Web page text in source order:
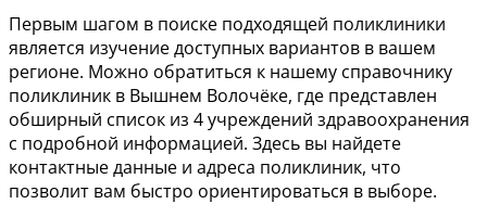
Первым шагом в поиске подходящей поликлиники
является изучение доступных вариантов в вашем
регионе. Можно обратиться к нашему справочнику
поликлиник в Вышнем Волочёке, где представлен
обширный список из 4 учреждений здравоохранения
с подробной информацией. Здесь вы найдете
контактные данные и адреса поликлиник, что
позволит вам быстро ориентироваться в выборе.